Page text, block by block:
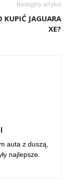
Następny artykuł
KUPIĆ JAGUARA
XE?
auta z duszą,
najlepsze.